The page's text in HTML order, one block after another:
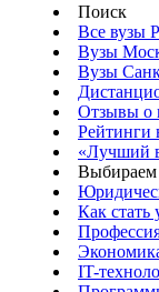
Поиск
Все вузы
Вузы
Вузы
Отзывы о
Рейтинги
«Лучший
Выбираем
Как
IT-